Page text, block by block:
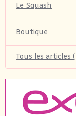
Le Squash
Boutique
Tous les articles